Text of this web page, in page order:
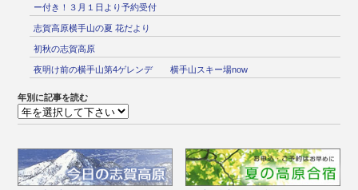
ー付き！３月１日より予約受付
志賀高原横手山の夏 花だより
初秋の志賀高原
夜明け前の横手山第4ゲレンデ 横手山スキー場now
年別に記事を読む